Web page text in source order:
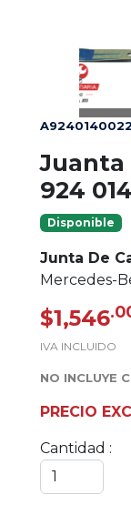
A9240140022
Juanta
924
Disponible
Junta De
Mercedes-
$1,546
IVA INCLUIDO
NO INCLUYE
PRECIO
Cantidad :